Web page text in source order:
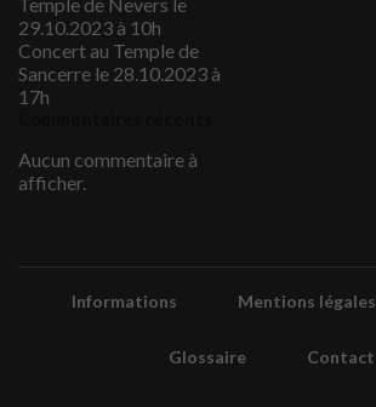
29.10.2023 à 10h
Concert au Temple de
Sancerre le 28.10.2023 à
17h
Aucun commentaire à
afficher.
Informations Mentions légales
Glossaire Contact